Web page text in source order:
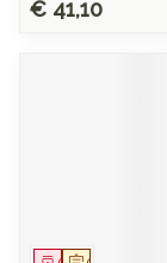
€ 41,10